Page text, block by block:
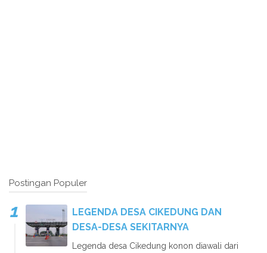
Postingan Populer
LEGENDA DESA CIKEDUNG DAN
DESA-DESA SEKITARNYA
Legenda desa Cikedung konon diawali dari